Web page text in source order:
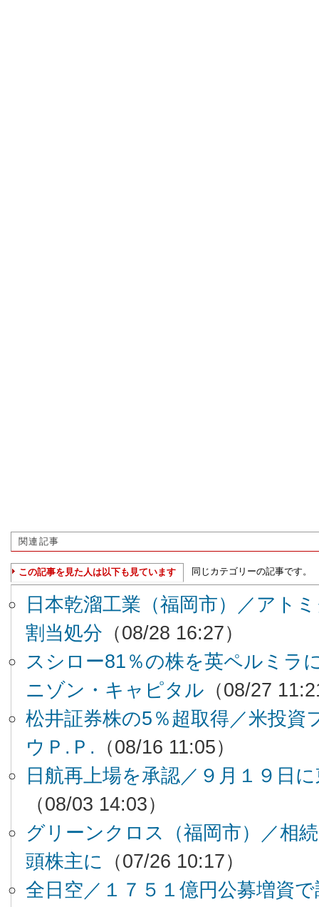
関連記事
この記事を見た人は以下も見ています 同じカテゴリーの記事です。
日本乾溜工業（福岡市）／アト
割当処分 （08/28 16:27）
スシロー81％の株を英ペルミラ
ニゾン・キャピタル （08/27
松井証券株の5％超取得／米投資
ウＰ.Ｐ. （08/16 11:05）
日航再上場を承認／９月１９日
（08/03 14:03）
グリーンクロス（福岡市）／相
頭株主に （07/26 10:17）
全日空／１７５１億円公募増資